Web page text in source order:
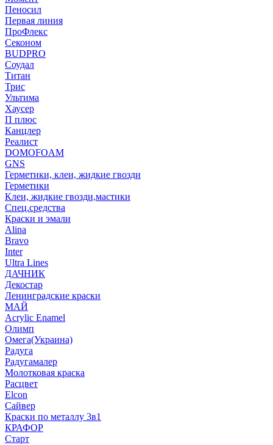
Пеносил
Первая линия
ПроФлекс
Секоном
BUDPRO
Соудал
Титан
Трис
Ультима
Хаусер
П плюс
Канцлер
Реалист
DOMOFOAM
GNS
Герметики, клеи, жидкие гвозди
Герметики
Клеи, жидкие гвозди,мастики
Спец.средства
Краски и эмали
Alina
Bravo
Inter
Ultra Lines
ДАЧНИК
Декостар
Ленинградские краски
МАЙ
Acrylic Enamel
Олимп
Омега(Украина)
Радуга
Радугамалер
Молотковая краска
Расцвет
Elcon
Сайвер
Краски по металлу 3в1
КРАФОР
Старт